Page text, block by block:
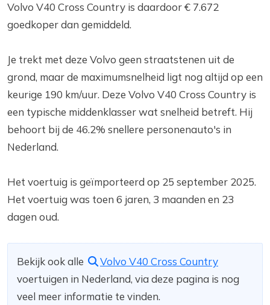
Volvo V40 Cross Country is daardoor € 7.672
goedkoper dan gemiddeld.
Je trekt met deze Volvo geen straatstenen uit de
grond, maar de maximumsnelheid ligt nog altijd op een
keurige 190 km/uur. Deze Volvo V40 Cross Country is
een typische middenklasser wat snelheid betreft. Hij
behoort bij de 46.2% snellere personenauto's in
Nederland.
Het voertuig is geïmporteerd op 25 september 2025.
Het voertuig was toen 6 jaren, 3 maanden en 23
dagen oud.
Bekijk ook alle
Volvo V40 Cross Country
voertuigen in Nederland, via deze pagina is nog
veel meer informatie te vinden.